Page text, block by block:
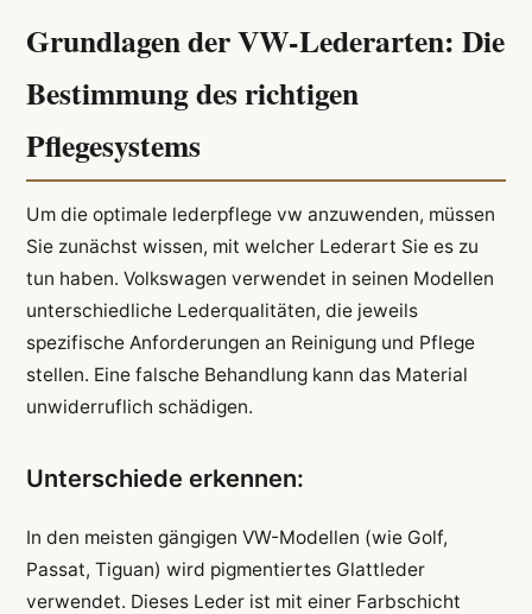
Grundlagen der VW-Lederarten: Die
Bestimmung des richtigen
Pflegesystems
Um die optimale lederpflege vw anzuwenden, müssen
Sie zunächst wissen, mit welcher Lederart Sie es zu
tun haben. Volkswagen verwendet in seinen Modellen
unterschiedliche Lederqualitäten, die jeweils
spezifische Anforderungen an Reinigung und Pflege
stellen. Eine falsche Behandlung kann das Material
unwiderruflich schädigen.
Unterschiede erkennen:
In den meisten gängigen VW-Modellen (wie Golf,
Passat, Tiguan) wird pigmentiertes Glattleder
verwendet. Dieses Leder ist mit einer Farbschicht